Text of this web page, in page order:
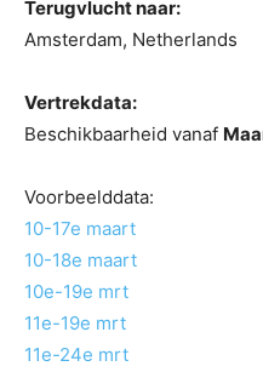
Terugvlucht naar:
Amsterdam, Netherlands
Vertrekdata:
Beschikbaarheid vanaf
Voorbeelddata:
10-17e maart
10-18e maart
10e-19e mrt
11e-19e mrt
11e-24e mrt